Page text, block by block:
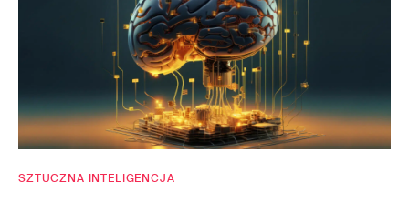
SZTUCZNA INTELIGENCJA